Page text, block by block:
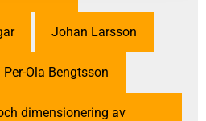
Johan Larsson
Per-Ola Bengtsson
dimensionering av